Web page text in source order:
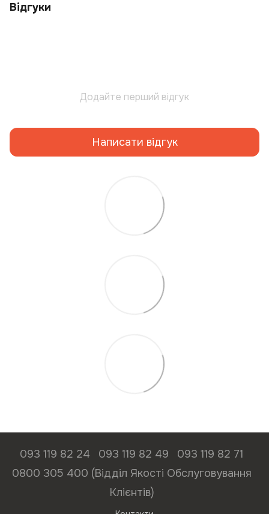
Відгуки
Додайте перший відгук
Написати відгук
093 119 82 24 093 119 82 49
093 119 82 71
0800 305 400 (Відділ Якості Обслуговування
Клієнтів)